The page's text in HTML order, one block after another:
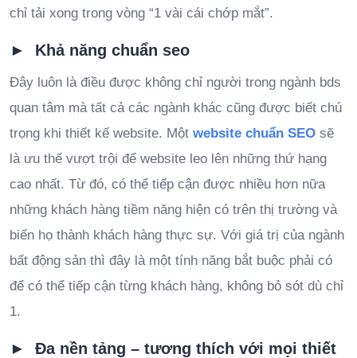
chỉ tải xong trong vòng “1 vài cái chớp mắt”.
► Khả năng chuẩn seo
Đây luôn là điều được không chỉ người trong ngành bds
quan tâm mà tất cả các ngành khác cũng được biết chú
trọng khi thiết kế website. Một website chuẩn SEO sẽ
là ưu thế vượt trội để website leo lên những thứ hạng
cao nhất. Từ đó, có thể tiếp cận được nhiều hơn nữa
những khách hàng tiềm năng hiện có trên thị trường và
biến họ thành khách hàng thực sự. Với giá trị của ngành
bất động sản thì đây là một tính năng bắt buộc phải có
để có thể tiếp cận từng khách hàng, không bỏ sót dù chỉ
1.
► Đa nền tảng – tương thích với mọi thiết